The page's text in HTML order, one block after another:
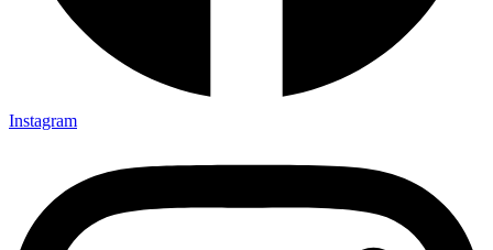
Instagram